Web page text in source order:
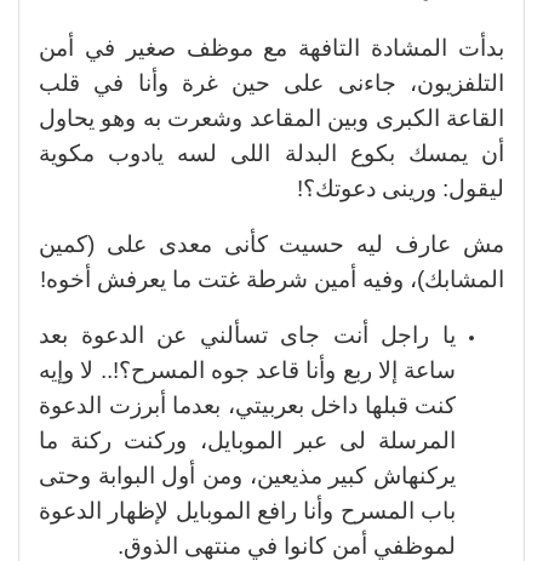
بدأت المشادة التافهة مع موظف صغير في أمن
التلفزيون، جاءنى على حين غرة وأنا في قلب
القاعة الكبرى وبين المقاعد وشعرت به وهو يحاول
أن يمسك بكوع البدلة اللى لسه يادوب مكوية
ليقول: ورينى دعوتك؟!
مش عارف ليه حسيت كأنى معدى على (كمين
المشابك)، وفيه أمين شرطة غتت ما يعرفش أخوه!
يا راجل أنت جاى تسألني عن الدعوة بعد
ساعة إلا ربع وأنا قاعد جوه المسرح؟!.. لا وإيه
كنت قبلها داخل بعربيتي، بعدما أبرزت الدعوة
المرسلة لى عبر الموبايل، وركنت ركنة ما
يركنهاش كبير مذيعين، ومن أول البوابة وحتى
باب المسرح وأنا رافع الموبايل لإظهار الدعوة
لموظفي أمن كانوا في منتهى الذوق.